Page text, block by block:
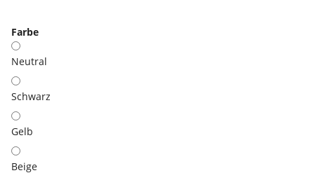
Farbe
Neutral
Schwarz
Gelb
Beige